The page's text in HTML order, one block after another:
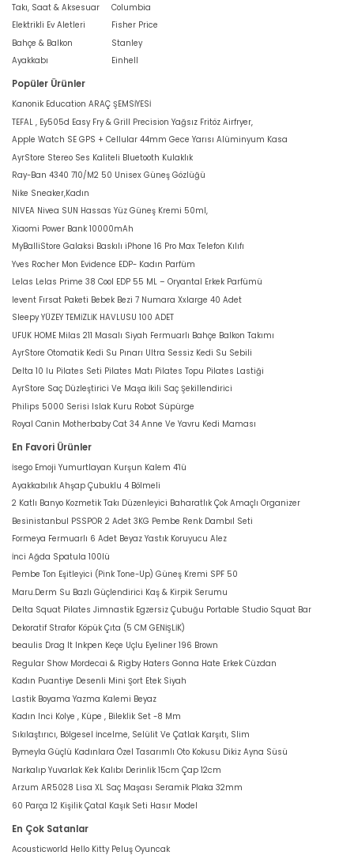
Takı, Saat & Aksesuar
Elektrikli Ev Aletleri
Bahçe & Balkon
Ayakkabı
Columbia
Fisher Price
Stanley
Einhell
Popüler Ürünler
Kanonik Education ARAÇ ŞEMSİYESİ
TEFAL , Ey505d Easy Fry & Grill Precision Yağsız Fritöz Airfryer,
Apple Watch SE GPS + Cellular 44mm Gece Yarısı Alüminyum Kasa
AyrStore Stereo Ses Kaliteli Bluetooth Kulaklık
Ray-Ban 4340 710/M2 50 Unisex Güneş Gözlüğü
Nike Sneaker,Kadın
NIVEA Nivea SUN Hassas Yüz Güneş Kremi 50ml,
Xiaomi Power Bank 10000mAh
MyBalliStore Galaksi Baskılı iPhone 16 Pro Max Telefon Kılıfı
Yves Rocher Mon Evidence EDP- Kadın Parfüm
Lelas Lelas Prime 38 Cool EDP 55 ML – Oryantal Erkek Parfümü
levent Fırsat Paketi Bebek Bezi 7 Numara Xxlarge 40 Adet
Sleepy YÜZEY TEMİZLİK HAVLUSU 100 ADET
UFUK HOME Milas 211 Masalı Siyah Fermuarlı Bahçe Balkon Takımı
AyrStore Otomatik Kedi Su Pınarı Ultra Sessiz Kedi Su Sebili
Delta 10 lu Pilates Seti Pilates Matı Pilates Topu Pilates Lastiği
AyrStore Saç Düzleştirici Ve Maşa İkili Saç Şekillendirici
Philips 5000 Serisi Islak Kuru Robot Süpürge
Royal Canin Motherbaby Cat 34 Anne Ve Yavru Kedi Maması
En Favori Ürünler
İsego Emoji Yumurtlayan Kurşun Kalem 4'lü
Ayakkabılık Ahşap Çubuklu 4 Bölmeli
2 Katlı Banyo Kozmetik Takı Düzenleyici Baharatlık Çok Amaçlı Organizer
Besinistanbul PSSPOR 2 Adet 3KG Pembe Renk Dambıl Seti
Formeya Fermuarlı 6 Adet Beyaz Yastık Koruyucu Alez
İnci Ağda Spatula 100lü
Pembe Ton Eşitleyici (Pink Tone-Up) Güneş Kremi SPF 50
Maru.Derm Su Bazlı Güçlendirici Kaş & Kirpik Serumu
Delta Squat Pilates Jimnastik Egzersiz Çubuğu Portable Studio Squat Bar
Dekoratif Strafor Köpük Çıta (5 CM GENİŞLİK)
beaulis Drag It Inkpen Keçe Uçlu Eyeliner 196 Brown
Regular Show Mordecai & Rigby Haters Gonna Hate Erkek Cüzdan
Kadın Puantiye Desenli Mini Şort Etek Siyah
Lastik Boyama Yazma Kalemi Beyaz
Kadın Inci Kolye , Küpe , Bileklik Set -8 Mm
Sıkılaştırıcı, Bölgesel İncelme, Selülit Ve Çatlak Karşıtı, Slim
Bymeyla Güçlü Kadınlara Özel Tasarımlı Oto Kokusu Dikiz Ayna Süsü
Narkalıp Yuvarlak Kek Kalıbı Derinlik 15cm Çap 12cm
Arzum AR5028 Lisa XL Saç Maşası Seramik Plaka 32mm
60 Parça 12 Kişilik Çatal Kaşık Seti Hasır Model
En Çok Satanlar
Acousticworld Hello Kitty Peluş Oyuncak